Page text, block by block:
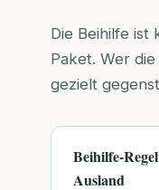
Die Beihilfe ist
Paket. Wer
gezielt
Beihilfe-
Ausland